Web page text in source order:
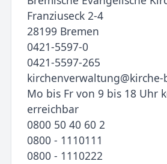
Franziuseck 2-4
28199 Bremen
0421-5597-0
0421-5597-265
Mo bis Fr von 9 bis 18 Uhr
erreichbar
0800 50 40 60 2
0800 - 1110111
0800 - 1110222